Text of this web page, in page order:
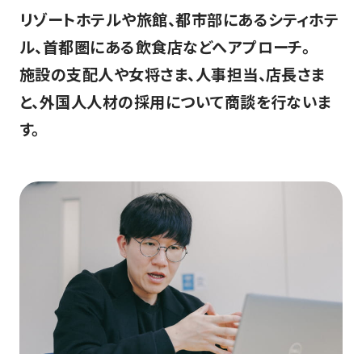
リゾートホテルや旅館、都市部にあるシティホテ
ル、首都圏にある飲食店などへアプローチ。
施設の支配人や女将さま、人事担当、店長さま
と、外国人人材の採用について商談を行ないま
す。